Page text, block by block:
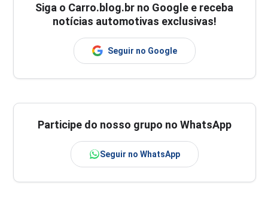
Siga o Carro.blog.br no Google e receba
notícias automotivas exclusivas!
Seguir no Google
Participe do nosso grupo no WhatsApp
Seguir no WhatsApp